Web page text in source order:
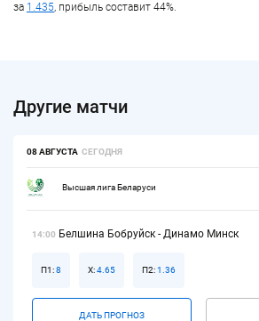
за 1.435, прибыль составит 44%.
Другие матчи
08 АВГУСТА СЕГОДНЯ
Высшая лига Беларуси
14:00 Белшина Бобруйск - Динамо Минск
ДАТЬ ПРОГНОЗ
П1:8 Х:4.65 П2:1.36